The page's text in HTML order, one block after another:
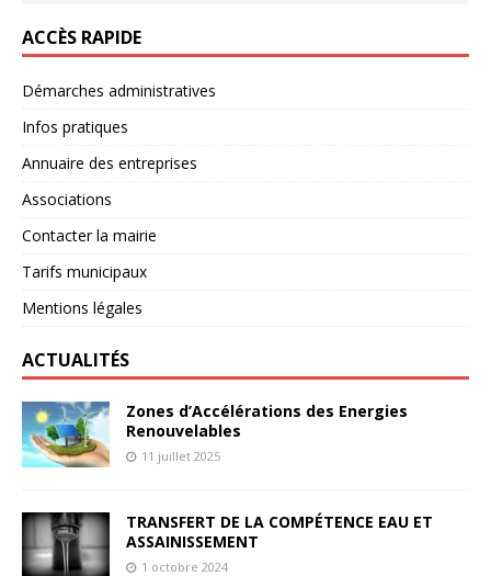
ACCÈS RAPIDE
Démarches administratives
Infos pratiques
Annuaire des entreprises
Associations
Contacter la mairie
Tarifs municipaux
Mentions légales
ACTUALITÉS
Zones d’Accélérations des Energies
Renouvelables
11 juillet 2025
TRANSFERT DE LA COMPÉTENCE EAU ET
ASSAINISSEMENT
1 octobre 2024